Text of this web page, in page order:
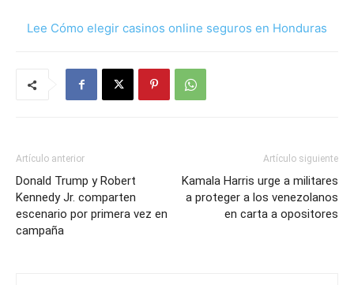
Lee Cómo elegir casinos online seguros en Honduras
Artículo anterior
Donald Trump y Robert
Kennedy Jr. comparten
escenario por primera vez en
campaña
Artículo siguiente
Kamala Harris urge a militares
a proteger a los venezolanos
en carta a opositores